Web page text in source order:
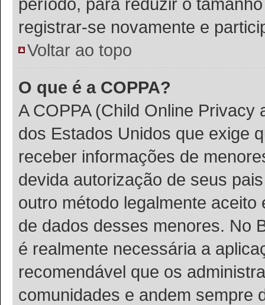
registrar-se novamente e
Voltar ao topo
O que é a COPPA?
A COPPA (Child Online
dos Estados Unidos que exige
receber informações de
devida autorização de seus
outro método legalmente
de dados desses menores. No
é realmente necessária a
recomendável que os
comunidades e andem sempre